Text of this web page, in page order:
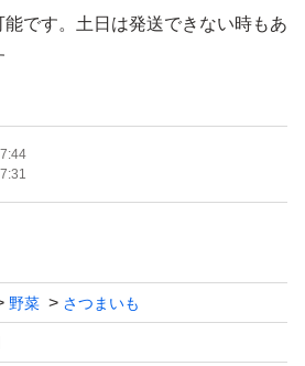
です。土日は発送できない時もあ
きは再度メッセージお願いいたし
に御連絡お願いいたします。
コメント下さい
スフリーバイオ苗なので、他の方
ませんが
野菜 さつまいも